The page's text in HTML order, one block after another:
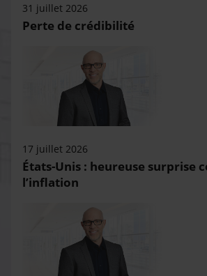
31 juillet 2026
Perte de crédibilité
17 juillet 2026
États-Unis : heureuse surprise
l’inflation